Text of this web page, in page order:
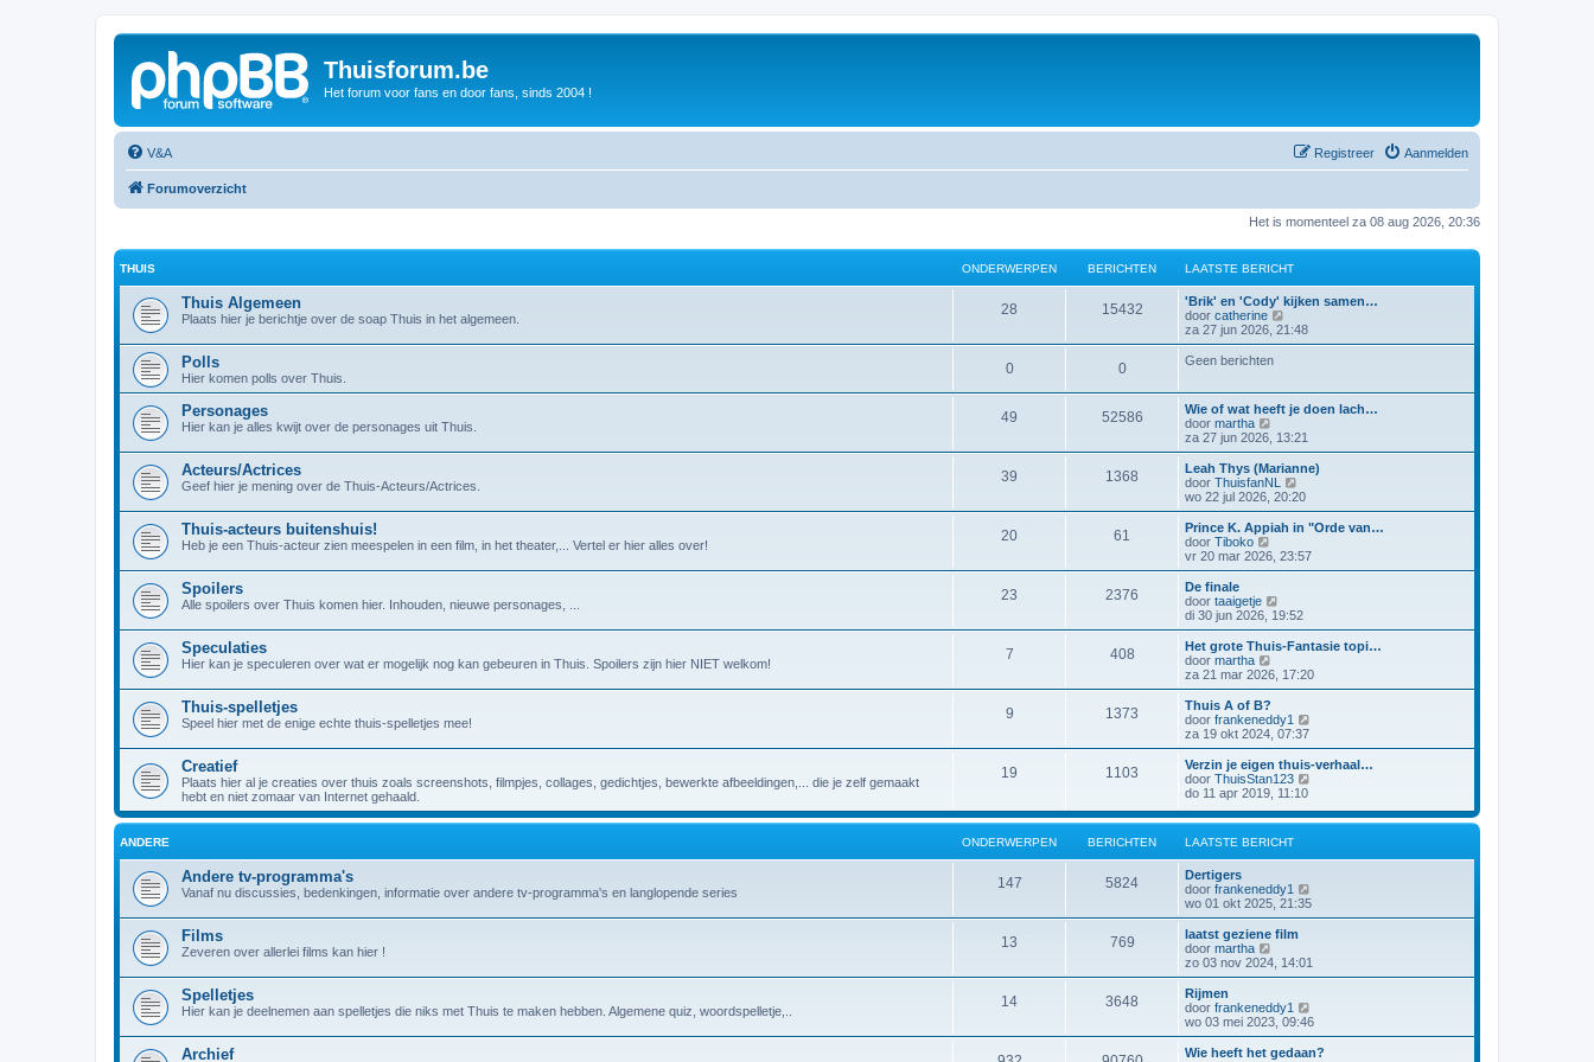
Thuisforum.be
Het forum voor fans en door fans, sinds 2004 !
V&A Aanmelden
Registreer
Forumoverzicht
Het is momenteel za 08 aug 2026, 20:36
THUIS ONDERWERPEN BERICHTEN LAATSTE BERICHT
Thuis Algemeen
Plaats hier je berichtje over de soap Thuis in het algemeen.
28 15432
'Brik' en 'Cody' kijken samen…
door catherine
e
k
l
a
t
s
t
e
b
e
r
c
h
za 27 jun 2026, 21:48
Polls
Hier komen polls over Thuis.
0 0 Geen berichten
Personages
Hier kan je alles kwijt over de personages uit Thuis.
49 52586
Wie of wat heeft je doen lach…
door martha
e
k
i
j
k
a
a
t
s
b
e
r
i
h
t
za 27 jun 2026, 13:21
Acteurs/Actrices
Geef hier je mening over de Thuis-Acteurs/Actrices.
39 1368
Leah Thys (Marianne)
door ThuisfanNL
e
k
i
k
t
s
e
e
r
c
h
t
wo 22 jul 2026, 20:20
Thuis-acteurs buitenshuis!
Heb je een Thuis-acteur zien meespelen in een film, in het theater,... Vertel er hier alles over!
20 61
Prince K. Appiah in "Orde van…
door Tiboko
e
k
j
k
a
a
t
s
b
e
r
i
c
h
t
vr 20 mar 2026, 23:57
Spoilers
Alle spoilers over Thuis komen hier. Inhouden, nieuwe personages, ...
23 2376
De finale
door taaigetje
e
k
i
k
a
t
s
e
b
e
r
i
c
di 30 jun 2026, 19:52
Speculaties
Hier kan je speculeren over wat er mogelijk nog kan gebeuren in Thuis. Spoilers zijn hier NIET welkom!
7 408
Het grote Thuis-Fantasie topi…
door martha
e
k
j
k
l
a
t
s
t
e
b
e
i
c
h
t
za 21 mar 2026, 17:20
Thuis-spelletjes
Speel hier met de enige echte thuis-spelletjes mee!
9 1373
Thuis A of B?
door frankeneddy1
k
a
s
b
e
h
za 19 okt 2024, 07:37
Creatief
Plaats hier al je creaties over thuis zoals screenshots, filmpjes, collages, gedichtjes, bewerkte afbeeldingen,... die je zelf gemaakt
hebt en niet zomaar van Internet gehaald.
19 1103
Verzin je eigen thuis-verhaal…
door ThuisStan123
i
l
t
s
e
c
h
t
do 11 apr 2019, 11:10
ANDERE ONDERWERPEN BERICHTEN LAATSTE BERICHT
Andere tv-programma's
Vanaf nu discussies, bedenkingen, informatie over andere tv-programma's en langlopende series
147 5824
Dertigers
door frankeneddy1
e
k
t
s
e
wo 01 okt 2025, 21:35
Films
Zeveren over allerlei films kan hier !
13 769
laatst geziene film
door martha
e
k
j
k
zo 03 nov 2024, 14:01
Spelletjes
Hier kan je deelnemen aan spelletjes die niks met Thuis te maken hebben. Algemene quiz, woordspelletje,..
14 3648
Rijmen
door frankeneddy1
e
k
i
wo 03 mei 2023, 09:46
Archief
Wie heeft het gedaan?